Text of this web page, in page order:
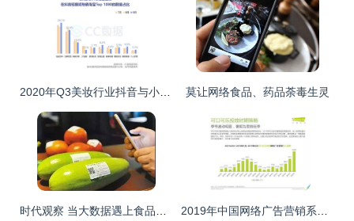
莫让网络食品、药品荼毒生灵